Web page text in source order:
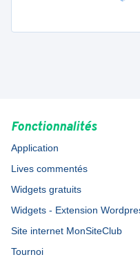
Fonctionnalités
Application
Lives commentés
Widgets gratuits
Widgets - Extension
Site internet MonSiteClub
Tournoi